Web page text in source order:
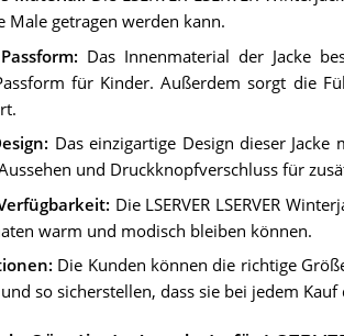
Male getragen werden kann.
: Das Innenmaterial der Jacke
für Kinder. Außerdem sorgt die
: Das einzigartige Design dieser
und Druckknopfverschluss für
: Die LSERVER LSERVER
warm und modisch bleiben können.
: Die Kunden können die richtige
so sicherstellen, dass sie bei jedem